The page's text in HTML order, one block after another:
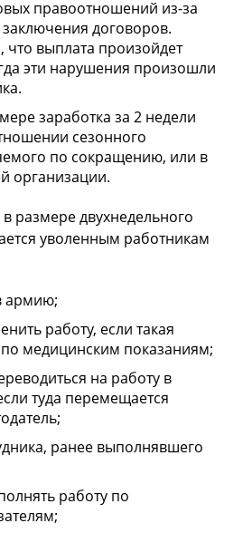
правоотношений из-за
договоров.
что выплата произойдет
эти нарушения произошли
заработка за 2 недели
сезонного
по сокращению, или в
организации.
размере двухнедельного
уволенным работникам
армию;
работу, если такая
медицинским показаниям;
на работу в
туда перемещается
ранее выполнявшего
работу по